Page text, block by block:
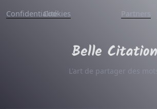
ConfidentialitéCookies Partners
L'art de partager des mots.